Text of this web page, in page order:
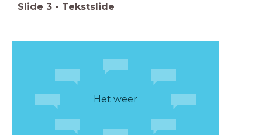
Slide 3 - Tekstslide
Het weer